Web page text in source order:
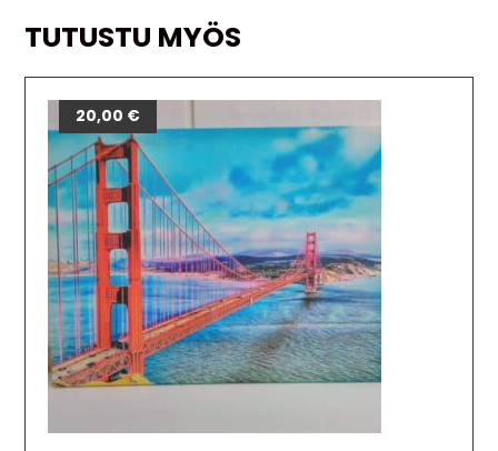
TUTUSTU MYÖS
20,00 €